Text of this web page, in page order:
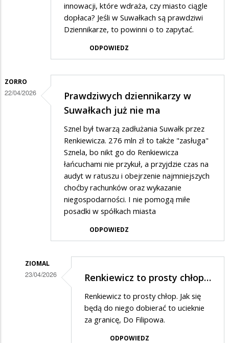
innowacji, które wdraża, czy miasto ciągle
dopłaca? Jeśli w Suwałkach są prawdziwi
Dziennikarze, to powinni o to zapytać.
ODPOWIEDZ
ZORRO
22/04/2026
Prawdziwych dziennikarzy w
Suwałkach już nie ma
Sznel był twarzą zadłużania Suwałk przez
Renkiewicza. 276 mln zł to także "zasługa"
Sznela, bo nikt go do Renkiewicza
łańcuchami nie przykuł, a przyjdzie czas na
audyt w ratuszu i obejrzenie najmniejszych
choćby rachunków oraz wykazanie
niegospodarności. I nie pomogą miłe
posadki w spółkach miasta
ODPOWIEDZ
ZIOMAL
23/04/2026 Renkiewicz to prosty chłop…
Renkiewicz to prosty chłop. Jak się
będą do niego dobierać to ucieknie
za granicę, Do Filipowa.
ODPOWIEDZ